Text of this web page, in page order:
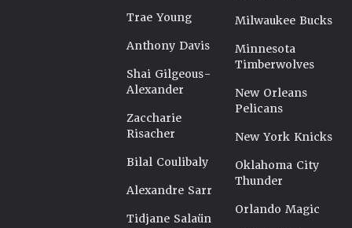
Trae Young
Anthony Davis
Shai Gilgeous-
Alexander
Zaccharie
Risacher
Bilal Coulibaly
Alexandre Sarr
Tidjane Salaün
Milwaukee Bucks
Minnesota
Timberwolves
New Orleans
Pelicans
New York Knicks
Oklahoma City
Thunder
Orlando Magic